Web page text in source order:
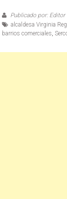
Publicado por: Editor
alcaldesa Virginia
barrios comerciales ,